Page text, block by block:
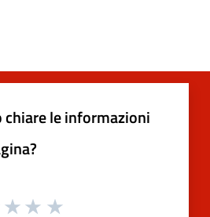
chiare le informazioni